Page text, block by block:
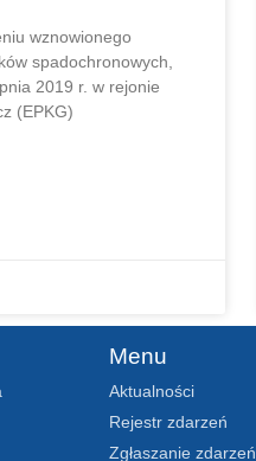
wznowionego
spadochronowych,
2019 r. w rejonie
(EPKG)
Menu
Aktualności
Rejestr zdarzeń
Zgłaszanie zdarzeń